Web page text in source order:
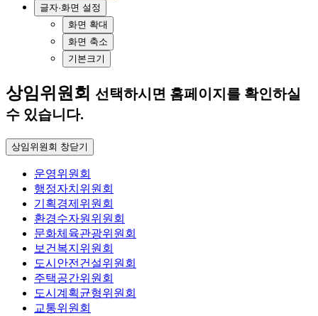
글자·화면 설정
화면 확대
화면 축소
기본크기
상임위원회 선택하시면 홈페이지를 확인하실
수 있습니다.
상임위원회 창닫기
운영위원회
행정자치위원회
기획경제위원회
환경수자원위원회
문화체육관광위원회
보건복지위원회
도시안전건설위원회
주택공간위원회
도시계획균형위원회
교통위원회